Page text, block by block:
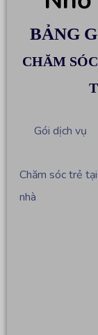
BẢNG
CHĂM
Gói dịch vụ
Chăm sóc trẻ tại
nhà